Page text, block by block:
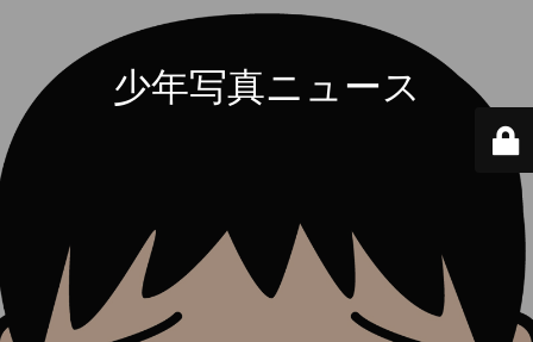
少年写真ニュース